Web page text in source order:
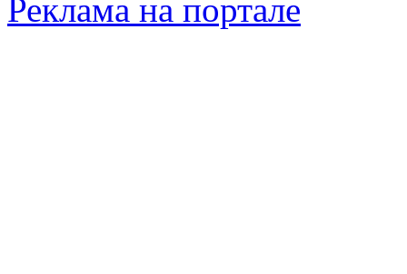
Реклама на портале